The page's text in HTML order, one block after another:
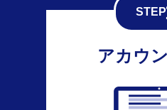
アカウ